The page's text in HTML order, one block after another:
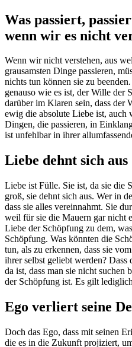
Was passiert,
wenn wir es nicht
Wenn wir nicht verstehen, aus
grausamsten Dinge passieren,
nichts tun können sie zu
genauso wie es ist, der Wille der
darüber im Klaren sein, dass der
ewig die absolute Liebe ist, auch
Dingen, die passieren, in
ist unfehlbar in ihrer
Liebe dehnt sich aus
Liebe ist Fülle. Sie ist, da sie die
groß, sie dehnt sich aus. Wer in
dass sie alles vereinnahmt. Sie
weil für sie die Mauern gar nicht
Liebe der Schöpfung zu dem,
Schöpfung. Was könnten die
tun, als zu erkennen, dass sie
ihrer selbst geliebt werden?
da ist, dass man sie nicht suchen
der Schöpfung ist. Es gilt
Ego verliert seine
Doch das Ego, dass mit seinen
die es in die Zukunft projiziert,